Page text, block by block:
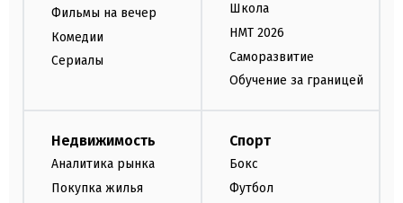
Фильмы на вечер
Комедии
Сериалы
Школа
НМТ 2026
Саморазвитие
Обучение за границей
Недвижимость
Аналитика рынка
Покупка жилья
Спорт
Бокс
Футбол